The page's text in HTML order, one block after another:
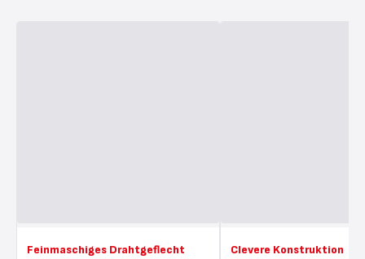
Feinmaschiges Drahtgeflecht Clevere Konstruktion